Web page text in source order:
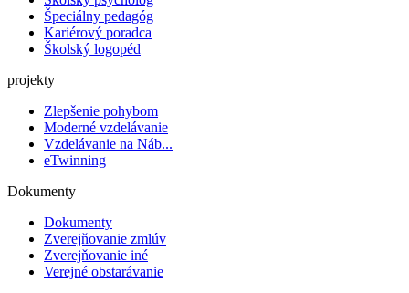
Špeciálny pedagóg
Kariérový poradca
Školský logopéd
projekty
Zlepšenie pohybom
Moderné vzdelávanie
Vzdelávanie na Náb...
eTwinning
Dokumenty
Dokumenty
Zverejňovanie zmlúv
Zverejňovanie iné
Verejné obstarávanie